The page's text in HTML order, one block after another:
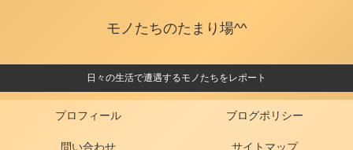
モノたちのたまり場^^
日々の生活で遭遇するモノたちをレポート
プロフィール ブログポリシー
問い合わせ サイトマップ